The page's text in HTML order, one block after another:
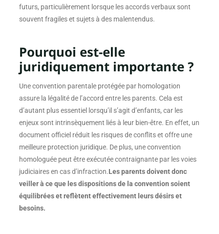
futurs, particulièrement lorsque les accords verbaux sont
souvent fragiles et sujets à des malentendus.
Pourquoi est-elle
juridiquement importante ?
Une convention parentale protégée par homologation
assure la légalité de l’accord entre les parents. Cela est
d’autant plus essentiel lorsqu’il s’agit d’enfants, car les
enjeux sont intrinsèquement liés à leur bien-être. En effet, un
document officiel réduit les risques de conflits et offre une
meilleure protection juridique. De plus, une convention
homologuée peut être exécutée contraignante par les voies
judiciaires en cas d’infraction.Les parents doivent donc
veiller à ce que les dispositions de la convention soient
équilibrées et reflètent effectivement leurs désirs et
besoins.